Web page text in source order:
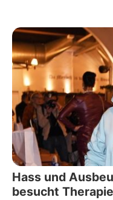
Hass und
besucht Therapie